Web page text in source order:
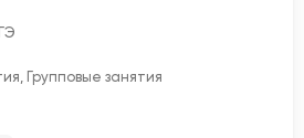
Групповые занятия